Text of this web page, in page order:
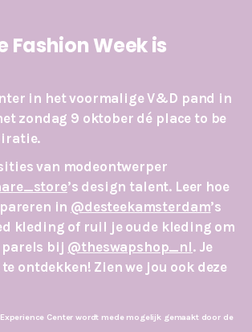
Fashion Week is
in het voormalige V&D pand in
zondag 9 oktober dé place to be
van modeontwerper
’s design talent. Leer hoe
in @desteekamsterdam’s
kleding of ruil je oude kleding om
parels bij @theswapshop_nl. Je
ontdekken! Zien we jou ook deze
Center wordt mede mogelijk gemaakt door de